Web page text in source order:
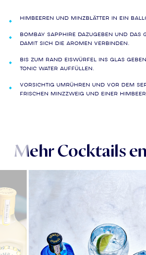
Himbeeren und Minzblätter in ein
BOMBAY SAPPHIRE dazugeben und
damit sich die Aromen verbinden.
Bis zum Rand Eiswürfel ins Glas
Tonic Water auffüllen.
Vorsichtig umrühren und vor dem
frischen Minzzweig und einer
Mehr Cocktails